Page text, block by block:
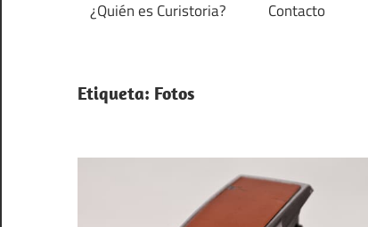
de
¿Quién es Curistoria? Contacto
Etiqueta: Fotos